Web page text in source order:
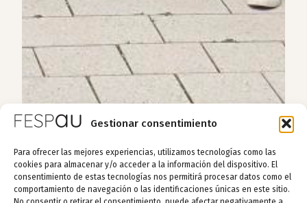
Gestionar consentimiento
Para ofrecer las mejores experiencias, utilizamos tecnologías como las
cookies para almacenar y/o acceder a la información del dispositivo. El
consentimiento de estas tecnologías nos permitirá procesar datos como el
comportamiento de navegación o las identificaciones únicas en este sitio.